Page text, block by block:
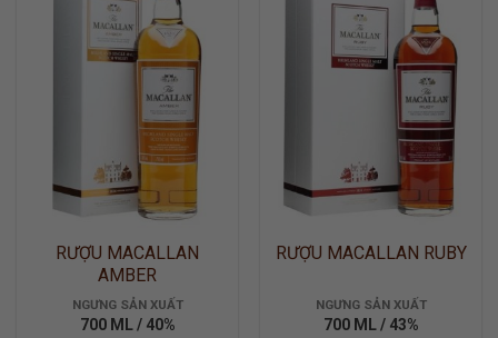
ADD TO
WISHLIST
RƯỢU MACALLAN
AMBER
NGƯNG SẢN XUẤT
700 ML / 40%
ADD TO
WISHLIST
RƯỢU MACALLAN RUBY
NGƯNG SẢN XUẤT
700 ML / 43%